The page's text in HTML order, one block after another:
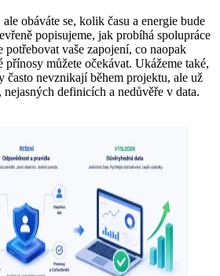
obáváte se, kolik času a energie bude
popisujeme, jak probíhá spolupráce
vaše zapojení, co naopak
přínosy můžete očekávat. Ukážeme také,
často nevznikají během projektu, ale už
definicích a nedůvěře v data.